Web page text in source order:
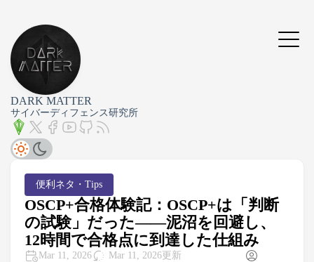
DARK MATTER
サイバーディフェンス研究所
便利ネタ・Tips
OSCP+合格体験記：OSCP+は「判断
の試験」だった――泥沼を回避し、
12時間で合格点に到達した仕組み
Mar 11, 2026
Mar 11, 2026更新